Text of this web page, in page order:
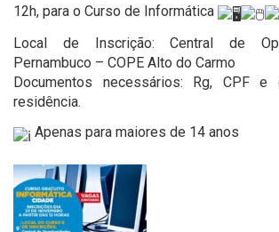
12h, para o Curso de Informática
Local de Inscrição: Central de
Pernambuco – COPE Alto do Carmo
Documentos necessários: Rg, CPF e
residência.
Apenas para maiores de 14 anos
'